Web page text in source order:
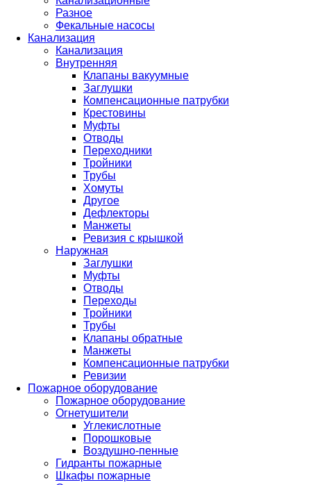
Разное
Фекальные насосы
Канализация
Канализация
Внутренняя
Клапаны вакуумные
Заглушки
Компенсационные патрубки
Крестовины
Муфты
Отводы
Переходники
Тройники
Трубы
Хомуты
Другое
Дефлекторы
Манжеты
Ревизия с крышкой
Наружная
Заглушки
Муфты
Отводы
Переходы
Тройники
Трубы
Клапаны обратные
Манжеты
Компенсационные патрубки
Ревизии
Пожарное оборудование
Пожарное оборудование
Огнетушители
Углекислотные
Порошковые
Воздушно-пенные
Гидранты пожарные
Шкафы пожарные